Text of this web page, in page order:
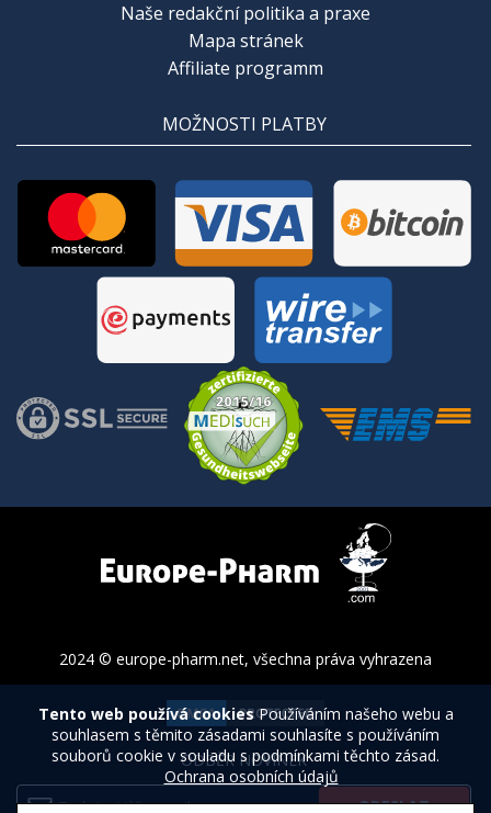
Naše redakční politika a praxe
Mapa stránek
Affiliate programm
MOŽNOSTI PLATBY
2024 © europe-pharm.net, všechna práva vyhrazena
ODBĚR NOVINEK
Tento web používá cookiesPoužíváním našeho webu a
souhlasem s těmito zásadami souhlasíte s používáním
souborů cookie v souladu s podmínkami těchto zásad.
Ochrana osobních údajů